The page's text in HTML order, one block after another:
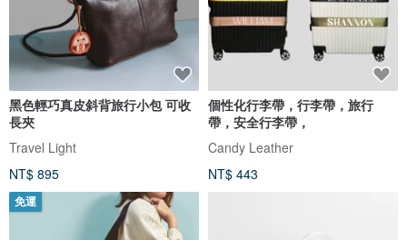
黑色輕巧真皮斜背旅行小包 可收
長夾
Travel Light
NT$ 895
個性化行李帶，行李帶，旅行
帶，安全行李帶，
Candy Leather
NT$ 443
免運